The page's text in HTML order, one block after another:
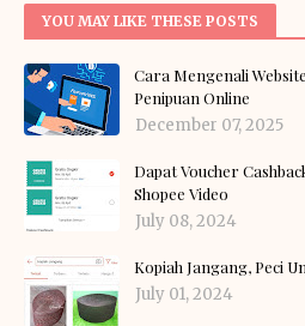
YOU MAY LIKE THESE POSTS
Cara Mengenali
Penipuan Online
December 07, 2025
Dapat Voucher
Shopee Video
July 08, 2024
Kopiah Jangang, Peci
July 01, 2024